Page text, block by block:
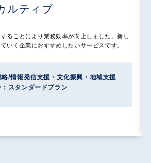
ルティブ
ることにより業務効率が向上しました。新し
いく企業におすすめしたいサービスです。
/情報発信支援・文化振興・地域支援
スタンダードプラン